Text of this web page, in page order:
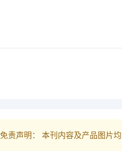
免责声明： 本刊内容及产品图片